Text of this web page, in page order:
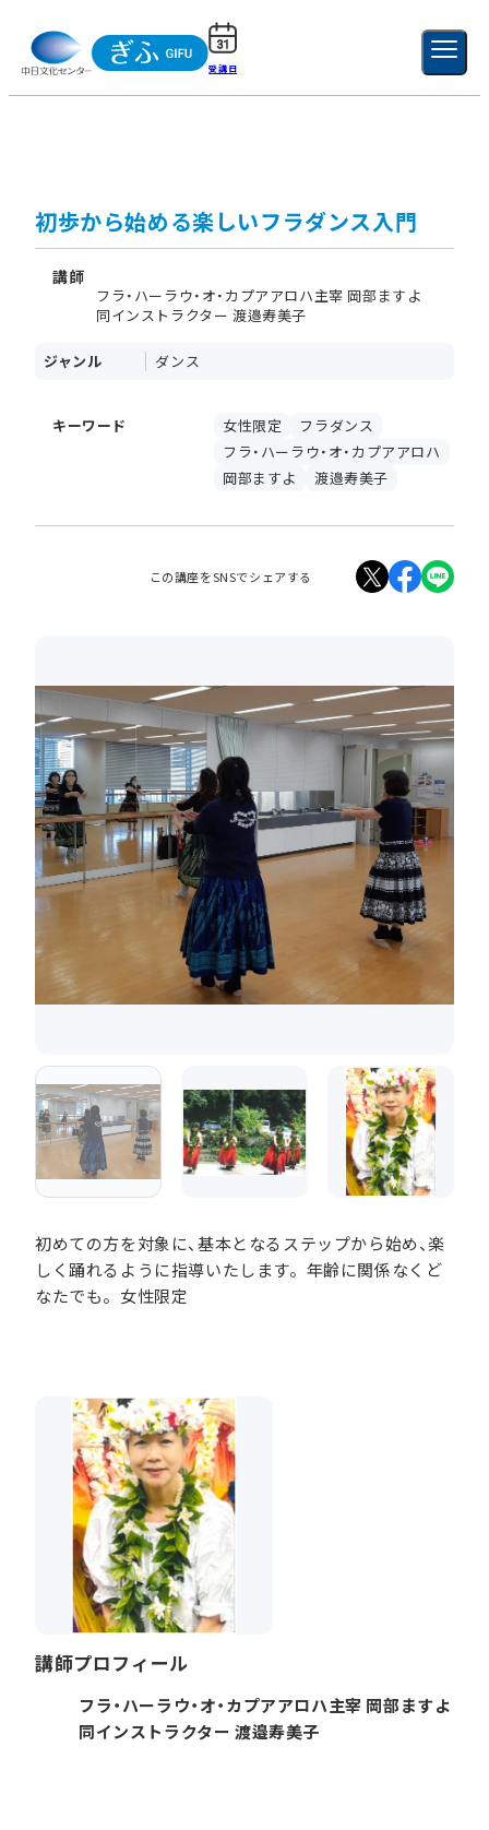
受講日 新規登録
初歩から始める楽しいフラダンス入門
講師
フラ・ハーラウ・オ・カプアアロハ主宰 岡部ますよ
同インストラクター 渡邉寿美子
ジャンル ダンス
キーワード 女性限定
フラダンス
フラ・ハーラウ・オ・カプアアロハ
岡部ますよ
渡邉寿美子
この講座をSNSでシェアする
初めての方を対象に、基本となるステップから始め、楽
しく踊れるように指導いたします。年齢に関係なくど
なたでも。女性限定
講師プロフィール
フラ・ハーラウ・オ・カプアアロハ主宰 岡部ますよ
同インストラクター 渡邉寿美子